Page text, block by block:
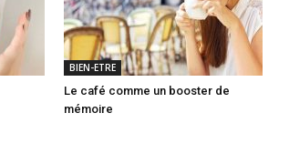
BIEN-ETRE
Le café comme un booster de
mémoire